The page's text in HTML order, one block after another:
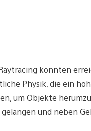
konnten
Physik, die ein
um Objekte
und neben